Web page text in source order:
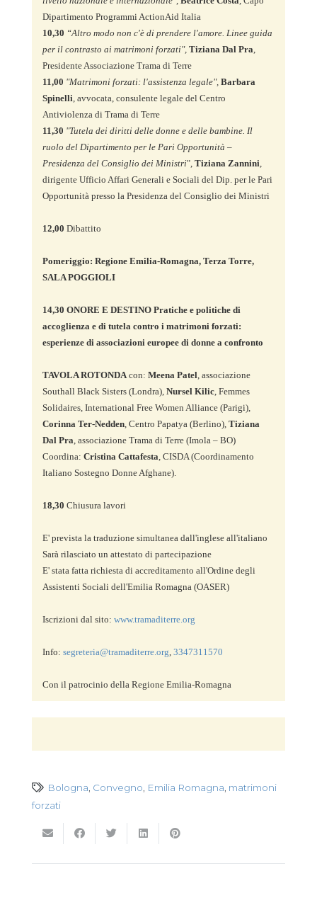
10,30 “Altro modo non c'è di prendere l'amore. Linee guida
per il contrasto ai matrimoni forzati", Tiziana Dal Pra,
11,00 "Matrimoni forzati: l'assistenza legale", Barbara
Spinelli, avvocata, consulente legale del Centro
11,30 "Tutela dei diritti delle donne e delle bambine. Il
ruolo del Dipartimento per le Pari Opportunità –
Presidenza del Consiglio dei Ministri", Tiziana Zannini,
dirigente Ufficio Affari Generali e Sociali del Dip. per le Pari
Opportunità presso la Presidenza del Consiglio dei Ministri
12,00 Dibattito
Pomeriggio: Regione Emilia-Romagna, Terza Torre,
SALA POGGIOLI
14,30 ONORE E DESTINO Pratiche e politiche di
accoglienza e di tutela contro i matrimoni forzati:
esperienze di associazioni europee di donne a confronto
TAVOLA ROTONDA con: Meena Patel, associazione
Southall Black Sisters (Londra), Nursel Kilic, Femmes
Corinna Ter-Nedden, Centro Papatya (Berlino), Tiziana
Dal Pra, associazione Trama di Terre (Imola – BO)
Coordina: Cristina Cattafesta, CISDA (Coordinamento
Italiano Sostegno Donne Afghane).
18,30 Chiusura lavori
E' prevista la traduzione simultanea dall'inglese all'italiano
Sarà rilasciato un attestato di partecipazione
E' stata fatta richiesta di accreditamento all'Ordine degli
Assistenti Sociali dell'Emilia Romagna (OASER)
Iscrizioni dal sito: www.tramaditerre.org
Info: segreteria@tramaditerre.org, 3347311570
Con il patrocinio della Regione Emilia-Romagna
Bologna Convegno Emilia Romagna matrimoni
forzati